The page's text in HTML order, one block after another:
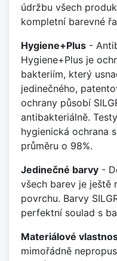
údržbu všech
kompletní barevné
Hygiene+Plus -
Hygiene+Plus je
bakteriím, který
jedinečného,
ochrany působí
antibakteriálně.
hygienická ochrana
průměru o 98%.
Jedinečné barvy -
všech barev je ještě
povrchu. Barvy
perfektní soulad s
Materiálové
mimořádně